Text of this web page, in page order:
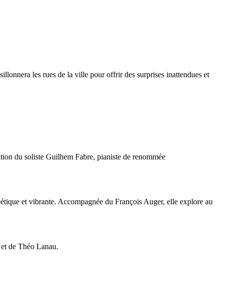
les rues de la ville pour offrir des surprises inattendues et
du soliste Guilhem Fabre, pianiste de renommée
et vibrante. Accompagnée du François Auger, elle explore au
de Théo Lanau.